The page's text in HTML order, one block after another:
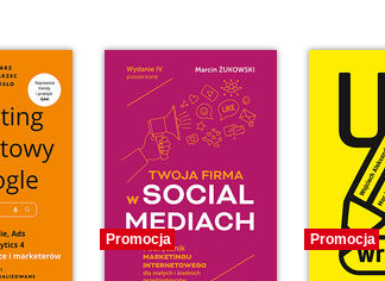
Promocja Promocja